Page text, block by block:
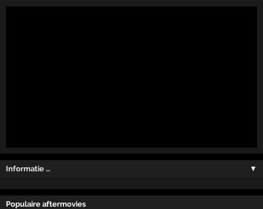
Informatie … ▼
Populaire aftermovies